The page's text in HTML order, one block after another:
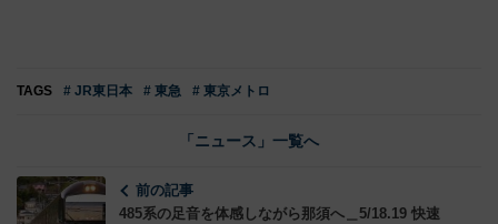
TAGS # JR東日本 # 東急 # 東京メトロ
「ニュース」一覧へ
前の記事
485系の足音を体感しながら那須へ＿5/18.19 快速